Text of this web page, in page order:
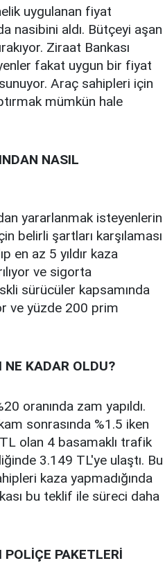
uygulanan fiyat
nasibini aldı. Bütçeyi aşan
Ziraat Bankası
fakat uygun bir fiyat
Araç sahipleri için
mümkün hale
NASIL
yararlanmak isteyenlerin
belirli şartları karşılaması
en az 5 yıldır kaza
ve sigorta
sürücüler kapsamında
ve yüzde 200 prim
KADAR OLDU?
oranında zam yapıldı.
sonrasında %1.5 iken
olan 4 basamaklı trafik
3.149 TL'ye ulaştı. Bu
kaza yapmadığında
bu teklif ile süreci daha
PAKETLERİ